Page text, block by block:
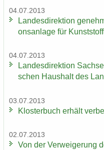
04.07.2013
Lan­des­di­rek­ti­on
ons­an­la­ge für
04.07.2013
Lan­des­di­rek­ti­on
schen Haus­halt des
03.07.2013
Klos­ter­buch er­hält
02.07.2013
Von der Ver­wei­ge­rung